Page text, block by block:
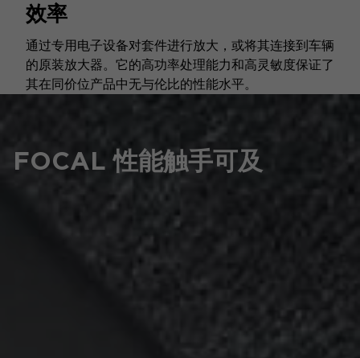
效率
通过专用电子设备对套件进行放大，或将其连接到车辆
的原装放大器。它的高功率处理能力和高灵敏度保证了
其在同价位产品中无与伦比的性能水平。
FOCAL 性能触手可及